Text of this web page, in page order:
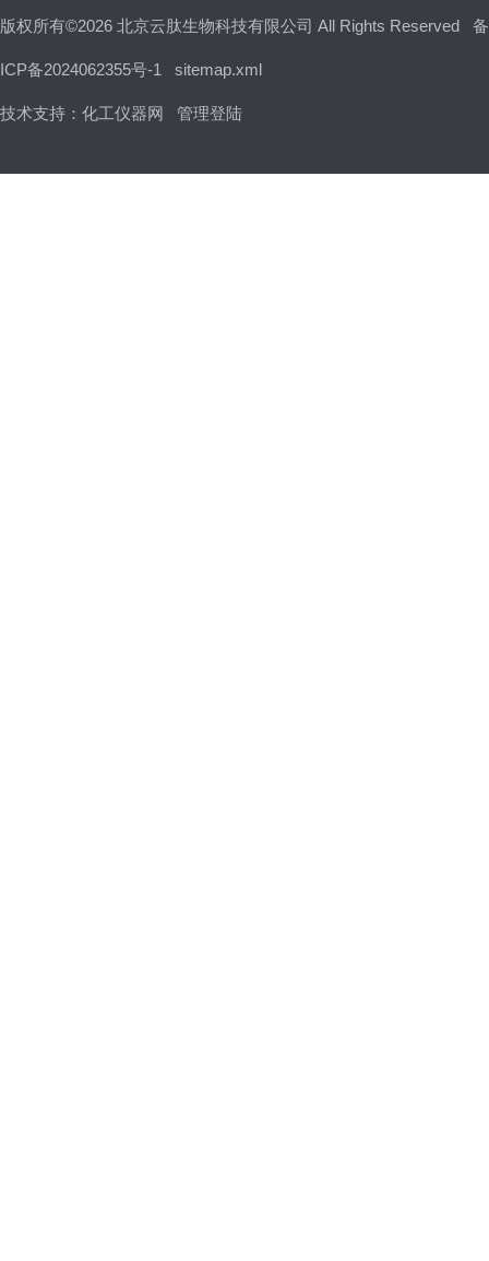
版权所有©2026 北京云肽生物科技有限公司 All Rights Reserved
ICP备2024062355号-1 sitemap.xml
技术支持： 化工仪器网 管理登陆